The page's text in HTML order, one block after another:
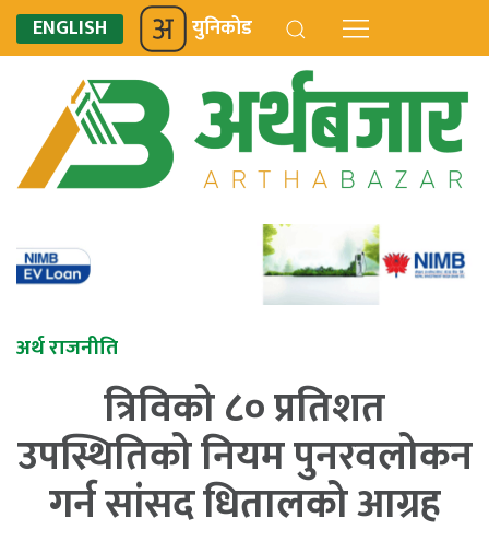
ENGLISH युनिकोड
अर्थ राजनीति
त्रिविको ८० प्रतिशत
उपस्थितिको नियम पुनरवलोकन
गर्न सांसद धितालको आग्रह